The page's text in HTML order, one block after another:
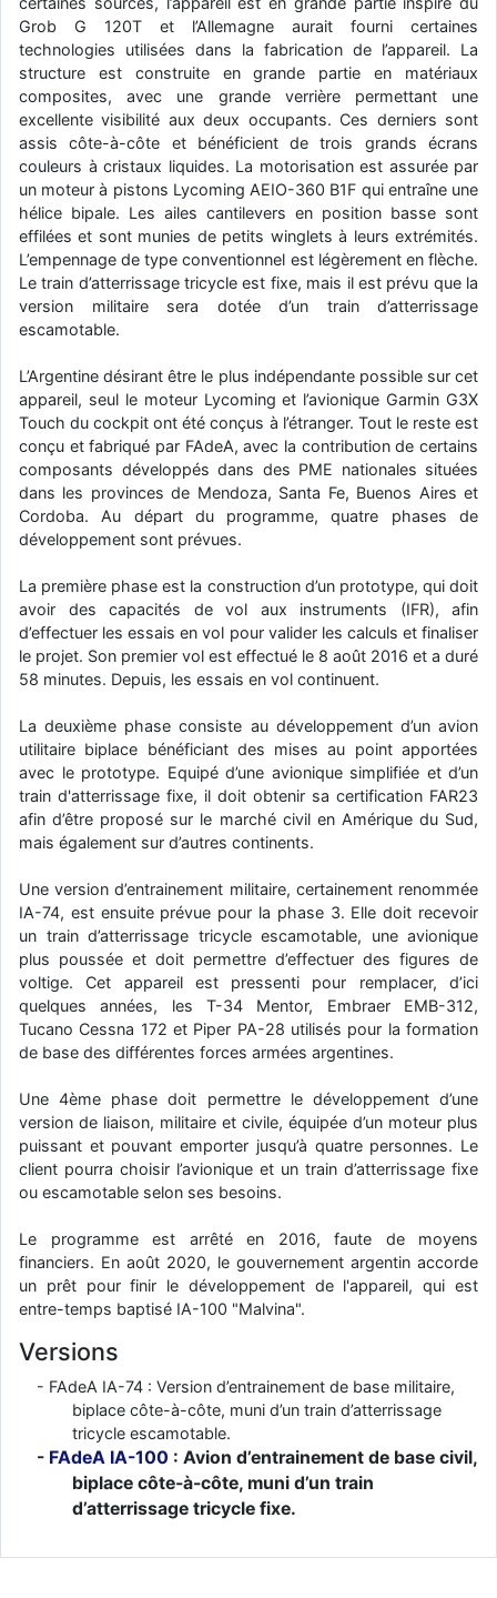
little boy: je vous souhaite un bon réveillon pour cette nouvelle
année!
jericho: Merci D9pouces, à mon tour de souhaiter un Joyeux Noël
et de bonnes fêtes de fin d'année.
d9pouces: Joyeux Noël à tous !
d9pouces : mais tu peux tenter l'un des rares lycées militaires
comme le Prytanée dans la Sarthe, ça ne peut pas faire de mal !
d9pouces : C'est plutôt après le lycée, voire après une prépa
scientifique, tu as donc encore un peu de temps devant toi
yaellerigolow: bonjour a tous je suis un élève de première
passionnée par l'aviation militaire , pourrais je savoir que faire après
le lycée pour s'orienter et pouvoir devenir officier de l'armée de l'air?
mahmoud
: bonsoir, très instructif ce site .mais nous aimerions avoir
les photo des anciens appareils de l'armée de l'air de la haute -volta
d9pouces : Ça me casse quand même bien les pieds, j’avoue
jericho : Pour moi tout est à nouveau OK dirait-on… Merci à toi.
d9pouces: En espérant n’avoir coupé les accessoires de personne
au passage !
un peu mieux
d9pouces: cette fois, c'est le Brésil et Singapour qui mettent le site
par terre
jericho: Ah ben je peux te confirmer que j'étais resté dans le filtre…
d9pouces : Désolé ! Mon filtrage a été un peu trop violent
manifestement
tout voir
Grob G 120T et l’Allemagne aurait fourni certaines
technologies utilisées dans la fabrication de l’appareil. La
structure est construite en grande partie en matériaux
composites, avec une grande verrière permettant une
excellente visibilité aux deux occupants. Ces derniers sont
assis côte-à-côte et bénéficient de trois grands écrans
couleurs à cristaux liquides. La motorisation est assurée par
un moteur à pistons Lycoming AEIO-360 B1F qui entraîne une
hélice bipale. Les ailes cantilevers en position basse sont
effilées et sont munies de petits winglets à leurs extrémités.
L’empennage de type conventionnel est légèrement en flèche.
Le train d’atterrissage tricycle est fixe, mais il est prévu que la
version militaire sera dotée d’un train d’atterrissage
escamotable.
L’Argentine désirant être le plus indépendante possible sur cet
appareil, seul le moteur Lycoming et l’avionique Garmin G3X
Touch du cockpit ont été conçus à l’étranger. Tout le reste est
conçu et fabriqué par FAdeA, avec la contribution de certains
composants développés dans des PME nationales situées
dans les provinces de Mendoza, Santa Fe, Buenos Aires et
Cordoba. Au départ du programme, quatre phases de
développement sont prévues.
La première phase est la construction d’un prototype, qui doit
avoir des capacités de vol aux instruments (IFR), afin
d’effectuer les essais en vol pour valider les calculs et finaliser
le projet. Son premier vol est effectué le 8 août 2016 et a duré
58 minutes. Depuis, les essais en vol continuent.
La deuxième phase consiste au développement d’un avion
utilitaire biplace bénéficiant des mises au point apportées
avec le prototype. Equipé d’une avionique simplifiée et d’un
train d'atterrissage fixe, il doit obtenir sa certification FAR23
afin d’être proposé sur le marché civil en Amérique du Sud,
mais également sur d’autres continents.
Une version d’entrainement militaire, certainement renommée
IA-74, est ensuite prévue pour la phase 3. Elle doit recevoir
un train d’atterrissage tricycle escamotable, une avionique
plus poussée et doit permettre d’effectuer des figures de
voltige. Cet appareil est pressenti pour remplacer, d’ici
quelques années, les T-34 Mentor, Embraer EMB-312,
Tucano Cessna 172 et Piper PA-28 utilisés pour la formation
de base des différentes forces armées argentines.
Une 4ème phase doit permettre le développement d’une
version de liaison, militaire et civile, équipée d’un moteur plus
puissant et pouvant emporter jusqu’à quatre personnes. Le
client pourra choisir l’avionique et un train d’atterrissage fixe
ou escamotable selon ses besoins.
Le programme est arrêté en 2016, faute de moyens
financiers. En août 2020, le gouvernement argentin accorde
un prêt pour finir le développement de l'appareil, qui est
entre-temps baptisé IA-100 "Malvina".
Versions
FAdeA IA-74 : Version d’entrainement de base militaire,
biplace côte-à-côte, muni d’un train d’atterrissage
tricycle escamotable.
FAdeA IA-100 : Avion d’entrainement de base civil,
biplace côte-à-côte, muni d’un train
d’atterrissage tricycle fixe.